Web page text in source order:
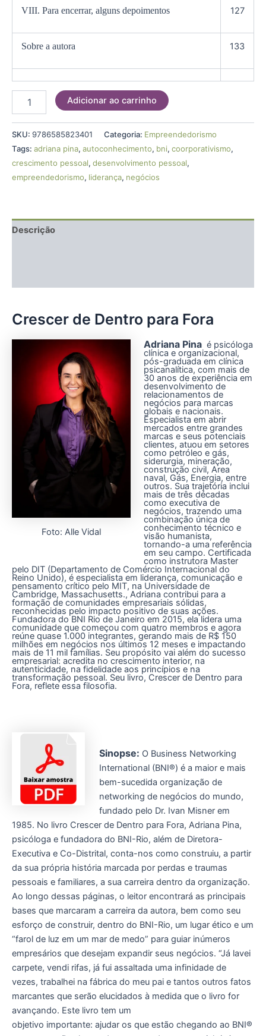
VIII. Para encerrar, alguns depoimentos 127
Sobre a autora 133
Adicionar ao carrinho
SKU: 9786585823401 Categoria: Empreendedorismo
Tags: adriana pina, autoconhecimento, bni, coorporativismo,
crescimento pessoal, desenvolvimento pessoal,
empreendedorismo, liderança, negócios
Descrição
Crescer de Dentro para Fora
Foto: Alle Vidal
Adriana Pina é psicóloga
clínica e organizacional,
pós-graduada em clínica
psicanalítica, com mais de
30 anos de experiência em
desenvolvimento de
relacionamentos de
negócios para marcas
globais e nacionais.
Especialista em abrir
mercados entre grandes
marcas e seus potenciais
clientes, atuou em setores
como petróleo e gás,
siderurgia, mineração,
construção civil, Area
naval, Gás, Energia, entre
outros. Sua trajetória inclui
mais de três décadas
como executiva de
negócios, trazendo uma
combinação única de
conhecimento técnico e
visão humanista,
tornando-a uma referência
em seu campo. Certificada
como instrutora Master
pelo DIT (Departamento de Comércio Internacional do
Reino Unido), é especialista em liderança, comunicação e
pensamento crítico pelo MIT, na Universidade de
Cambridge, Massachusetts., Adriana contribui para a
formação de comunidades empresariais sólidas,
reconhecidas pelo impacto positivo de suas ações.
Fundadora do BNI Rio de Janeiro em 2015, ela lidera uma
comunidade que começou com quatro membros e agora
reúne quase 1.000 integrantes, gerando mais de R$ 150
milhões em negócios nos últimos 12 meses e impactando
mais de 11 mil famílias. Seu propósito vai além do sucesso
empresarial: acredita no crescimento interior, na
autenticidade, na fidelidade aos princípios e na
transformação pessoal. Seu livro, Crescer de Dentro para
Fora, reflete essa filosofia.
Sinopse: O Business Networking
International (BNI®) é a maior e mais
bem-sucedida organização de
networking de negócios do mundo,
fundado pelo Dr. Ivan Misner em
1985. No livro Crescer de Dentro para Fora, Adriana Pina,
psicóloga e fundadora do BNI-Rio, além de Diretora-
Executiva e Co-Distrital, conta-nos como construiu, a partir
da sua própria história marcada por perdas e traumas
pessoais e familiares, a sua carreira dentro da organização.
Ao longo dessas páginas, o leitor encontrará as principais
bases que marcaram a carreira da autora, bem como seu
esforço de construir, dentro do BNI-Rio, um lugar ético e um
“farol de luz em um mar de medo” para guiar inúmeros
empresários que desejam expandir seus negócios. “Já lavei
carpete, vendi rifas, já fui assaltada uma infinidade de
vezes, trabalhei na fábrica do meu pai e tantos outros fatos
marcantes que serão elucidados à medida que o livro for
avançando. Este livro tem um
objetivo importante: ajudar os que estão chegando ao BNI®